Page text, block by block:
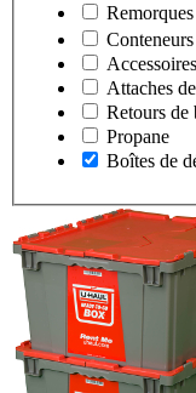
Remorques
Conteneurs
Attaches
Retours de
Propane
Boîtes de